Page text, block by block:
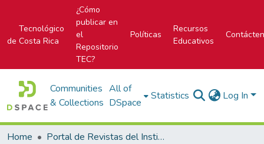
Tecnológico
de Costa Rica
¿Cómo
publicar en
el
Repositorio
TEC?
Políticas
Recursos
Educativos
Communities
& Collections
All of
DSpace
Statistics Log In
Home
Portal de Revistas del Instituto Tecnológico de Costa Rica